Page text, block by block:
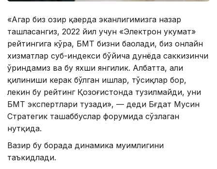
«Агар биз ҳозир қаерда эканлигимизга назар
ташласангиз, 2022 йил учун «Электрон ҳукумат»
рейтингига кўра, БМТ бизни баҳолади, биз онлайн
хизматлар суб-индекси бўйича дунёда саккизинчи
ўриндамиз ва бу яхши янгилик. Албатта, ҳали
қилиниши керак бўлган ишлар, тўсиқлар бор,
лекин бу рейтинг Қозоғистонда тузилмайди, уни
БМТ экспертлари тузади», — деди Бғдат Мусин
Стратегик ташаббуслар форумида сўзлаган
нутқида.
Вазир бу борада динамика муҳимлигини
таъкидлади.